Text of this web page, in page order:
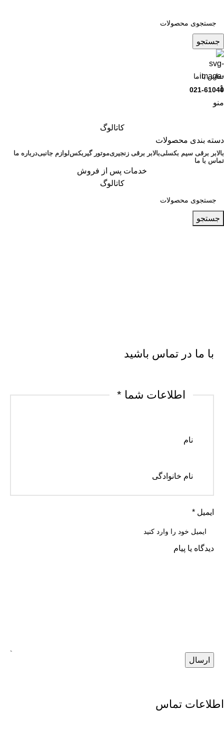
جستجو
تماس با ما
021-61040
منو
کاتالوگ
دسته بندی محصولات
بالابر برقی سیم بکسلیبالابر برقی زنجیریموتور گیربکسلوازم جانبیدرباره ما
تماس با ما
خدمات پس از فروش
کاتالوگ
جستجو
با ما در تماس باشید​
اطلاعات شما *
نام
نام خانوادگی
ایمیل *
اطلاعات
دیدگاه یا پیام
ارسال
اطلاعات تماس